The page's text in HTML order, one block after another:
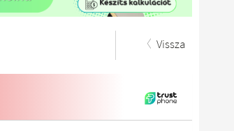
Vissza